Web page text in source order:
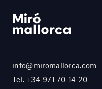
info@miromallorca.com
Tel. +34 971 70 14 20